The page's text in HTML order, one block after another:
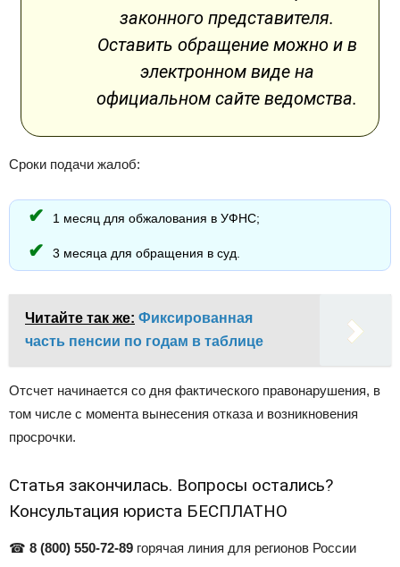
законного представителя.
Оставить обращение можно и в
электронном виде на
официальном сайте ведомства.
Сроки подачи жалоб:
1 месяц для обжалования в УФНС;
3 месяца для обращения в суд.
Читайте так же: Фиксированная
часть пенсии по годам в таблице
Отсчет начинается со дня фактического правонарушения, в
том числе с момента вынесения отказа и возникновения
просрочки.
Статья закончилась. Вопросы остались?
Консультация юриста БЕСПЛАТНО
☎ 8 (800) 550-72-89 горячая линия для регионов России